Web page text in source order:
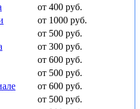
от 400 руб.
от 1000 руб.
от 500 руб.
от 300 руб.
от 600 руб.
от 500 руб.
от 600 руб.
от 500 руб.